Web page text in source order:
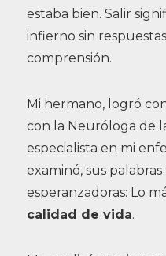
estaba bien. Salir
infierno sin
comprensión.
Mi hermano, logró
con la Neuróloga de
especialista en mi
examinó, sus
esperanzadoras: Lo
calidad de vida.